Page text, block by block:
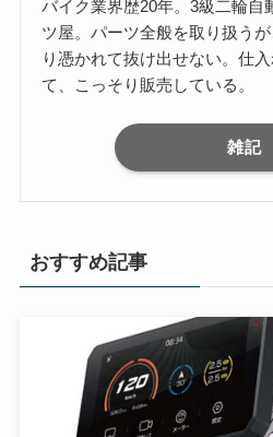
バイク業界歴20年。3級二輪自
ツ屋。パーツ全般を取り扱う
り憑かれて抜け出せない。仕
て、こっそり販売している。
雑記
おすすめ記事